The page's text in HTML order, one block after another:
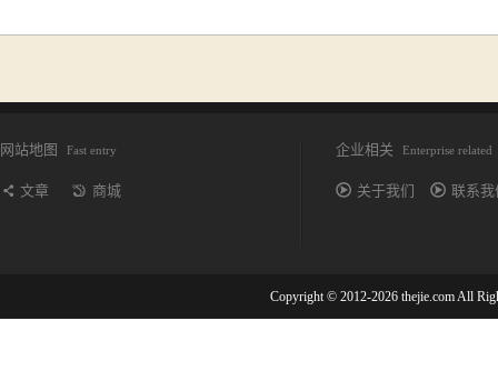
网站地图 Fast entry
文章 商城
企业相关 Enterprise related
关于我们 联系我
Copyright © 2012-2026 thejie.com All